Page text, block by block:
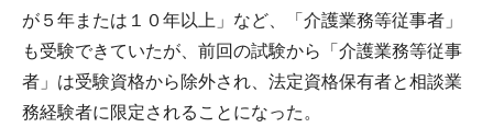
が５年または１０年以上」など、「介護業務等従事者」
も受験できていたが、前回の試験から「介護業務等従事
者」は受験資格から除外され、法定資格保有者と相談業
務経験者に限定されることになった。